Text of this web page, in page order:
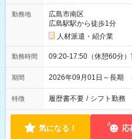
勤務地
広島市南区
広島駅駅から徒歩1分
人材派遣・紹介業
勤務時間 09:20-17:50（休憩60分）
期間 2026年09月01日～長期
特徴 履歴書不要 / シフト勤務
気になる！ 応